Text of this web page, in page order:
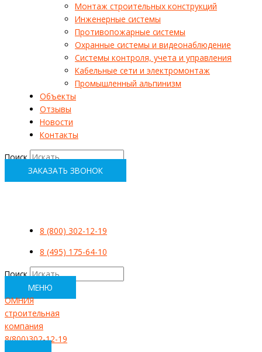
Монтаж строительных конструкций
Инженерные системы
Противопожарные системы
Охранные системы и видеонаблюдение
Системы контроля, учета и управления
Кабельные сети и электромонтаж
Промышленный альпинизм
Объекты
Отзывы
Новости
Контакты
Поиск
ЗАКАЗАТЬ ЗВОНОК
8 (800) 302-12-19
8 (495) 175-64-10
Поиск
МЕНЮ
ОМНИЯ
строительная
компания
8(800)302-12-19